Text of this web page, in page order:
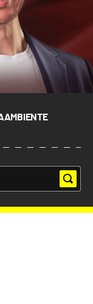
AMBIENTE